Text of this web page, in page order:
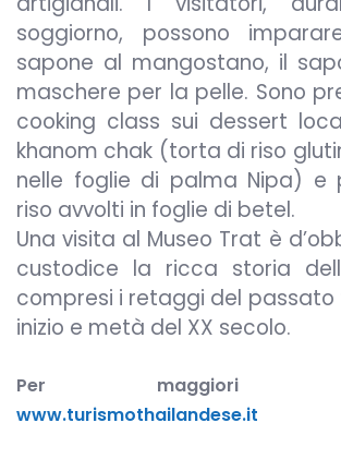
soggiorno, possono
sapone al mangostano, il
maschere per la pelle. Sono
cooking class sui dessert
khanom chak (torta di riso
nelle foglie di palma Nipa) e
riso avvolti in foglie di betel.
Una visita al Museo Trat è
custodice la ricca storia
compresi i retaggi del
inizio e metà del XX secolo.
Per maggiori
www.turismothailandese.it